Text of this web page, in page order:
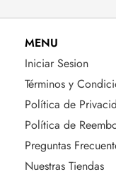
MENU
Iniciar Sesion
Términos y
Política de
Política de
Preguntas
Nuestras Tiendas